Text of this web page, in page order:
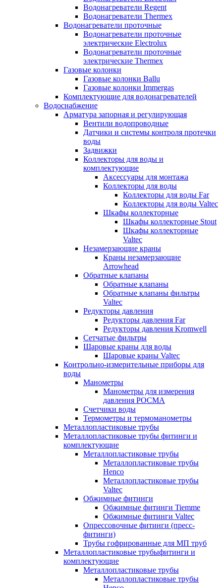
Водонагреватели Regent
Водонагреватели Thermex
Водонагреватели проточные
Водонагреватели проточные
электрические Electrolux
Водонагреватели проточные
электрические Thermex
Газовые колонки
Газовые колонки Ballu
Газовые колонки Immergas
Комплектующие для водонагревателей
Водоснабжение
Арматура запорная и регулирующая
Вентили водопроводные
Датчики и системы контроля протечки
воды
Задвижки
Коллекторы для воды и
комплектующие
Аксессуары для монтажа
Коллекторы для воды
Коллекторы для воды Far
Коллекторы для воды Valtec
Шкафы коллекторные
Шкафы коллекторные Stout
Шкафы коллекторные
Valtec
Незамерзающие краны
Краны незамерзающие
Arrowhead
Обратные клапаны
Обратные клапаны
Обратные клапаны фильтры
Valtec
Редукторы давления
Редукторы давления Far
Редукторы давления Kromwell
Сетчатые фильтры
Шаровые краны для воды
Шаровые краны Valtec
Контрольно-измерительные приборы для
воды
Манометры
Манометры для измерения
давления РОСМА
Счетчики воды
Термометры и термоманометры
Металлопластиковые трубы
Металлопластиковые трубы фитинги и
комплектующие
Металлопластиковые трубы
Металлопластиковые трубы
Henco
Металлопластиковые трубы
Valtec
Обжимные фитинги
Обжимные фитинги Tiemme
Обжимные фитинги Valtec
Опрессовочные фитинги (пресс-
фитинги)
Трубы гофрированные для МП труб
Металлопластиковые трубыфитинги и
комплектующие
Металлопластиковые трубы
Металлопластиковые трубы